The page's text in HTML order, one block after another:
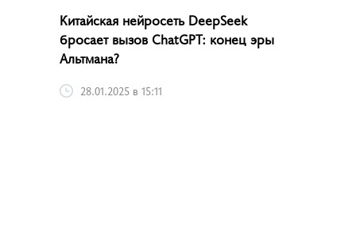
Китайская нейросеть DeepSeek
бросает вызов ChatGPT: конец эры
Альтмана?
28.01.2025 в 15:11